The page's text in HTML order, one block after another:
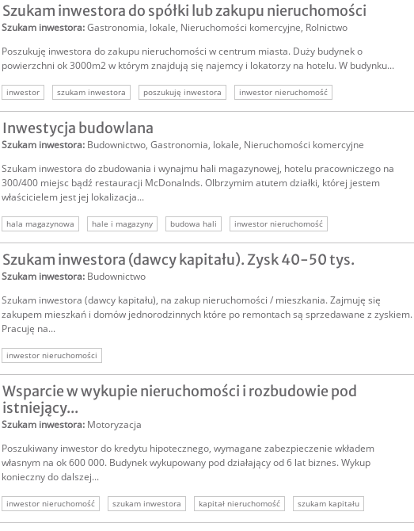
Szukam inwestora do spółki lub zakupu nieruchomości
Szukam inwestora:Gastronomia, lokale, Nieruchomości komercyjne, Rolnictwo
Poszukuję inwestora do zakupu nieruchomości w centrum miasta. Duży budynek o
powierzchni ok 3000m2 w którym znajdują się najemcy i lokatorzy na hotelu. W budynku...
inwestor szukam inwestora poszukuję inwestora
inwestor nieruchomość
zakup nieruchomości
inwestor do spółki inwestycja w nieruchmość
Inwestycja budowlana
Szukam inwestora: Budownictwo, Gastronomia, lokale, Nieruchomości komercyjne
Szukam inwestora do zbudowania i wynajmu hali magazynowej, hotelu pracowniczego na
300/400 miejsc bądź restauracji McDonalnds. Olbrzymim atutem działki, której jestem
właścicielem jest jej lokalizacja...
hala magazynowa hale i magazyny budowa hali
inwestor nieruchomość
inwestycja w nieruchomość
Szukam inwestora (dawcy kapitału). Zysk 40-50 tys.
Szukam inwestora: Budownictwo
Szukam inwestora (dawcy kapitału), na zakup nieruchomości / mieszkania. Zajmuję się
zakupem mieszkań i domów jednorodzinnych które po remontach są sprzedawane z zyskiem.
Pracuję na...
inwestor nieruchomości
Wsparcie w wykupie nieruchomości i rozbudowie pod
istniejący...
Szukam inwestora: Motoryzacja
Poszukiwany inwestor do kredytu hipotecznego, wymagane zabezpieczenie wkładem
własnym na ok 600 000. Budynek wykupowany pod działający od 6 lat biznes. Wykup
konieczny do dalszej...
inwestor nieruchomość szukam inwestora kapitał nieruchomość szukam kapitału